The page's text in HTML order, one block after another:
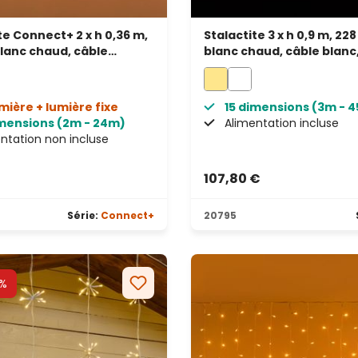
Connect+ 2 x h 0,36 m,
chaud, câble
+ lumière fixe
(2m - 24m)
non incluse
Série: Connect+
Stalactite 3 x h 0,9 m,
blanc chaud, câble
prolongeable, IP67
15 dimensions (3m -
Alimentation incluse
107,80 €
20795